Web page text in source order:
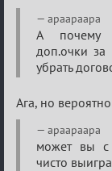
apaapaapa
А почему
доп.очки
убрать
Ага, но
apaapaapa
может вы с
чисто